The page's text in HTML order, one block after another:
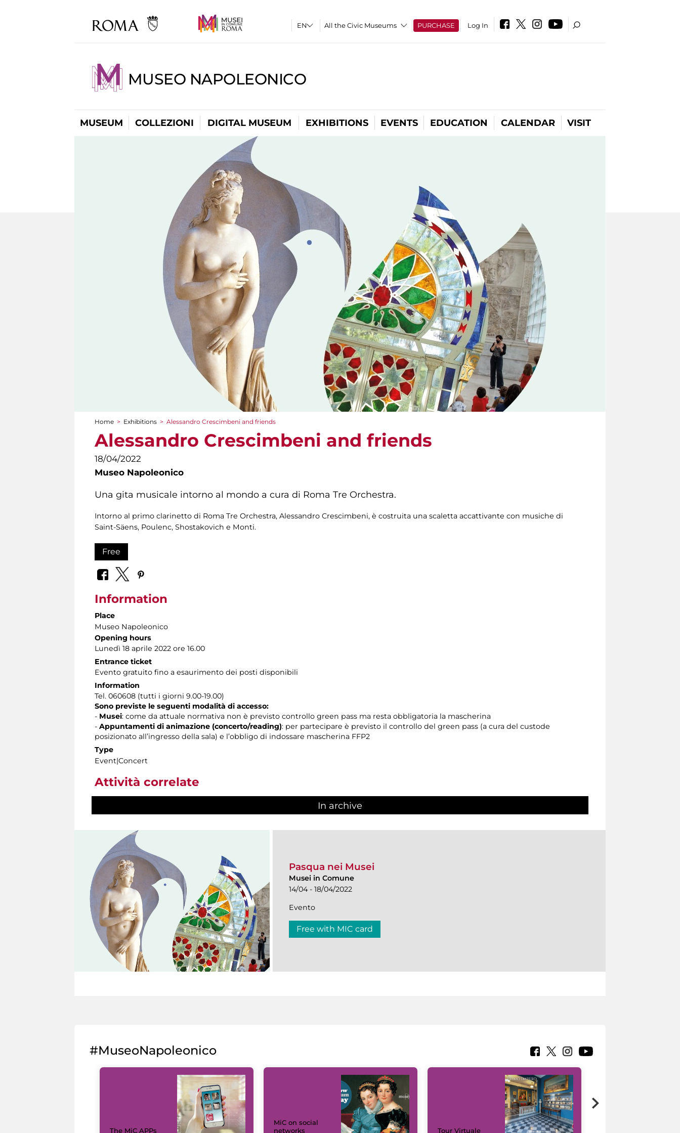
All the Civic Museums PURCHASE Log In
MUSEO NAPOLEONICO
MUSEUM COLLEZIONI DIGITAL MUSEUM EXHIBITIONS EVENTS EDUCATION CALENDAR VISIT
You are here
Home > Exhibitions > Alessandro Crescimbeni and friends
Alessandro Crescimbeni and friends
18/04/2022
Museo Napoleonico
Una gita musicale intorno al mondo a cura di Roma Tre Orchestra.
Intorno al primo clarinetto di Roma Tre Orchestra, Alessandro Crescimbeni, è costruita una scaletta accattivante con musiche di
Saint-Säens, Poulenc, Shostakovich e Monti.
Free
Information
Place
Museo Napoleonico
Opening hours
Lunedì 18 aprile 2022 ore 16.00
Entrance ticket
Evento gratuito fino a esaurimento dei posti disponibili
Information
Tel. 060608 (tutti i giorni 9.00-19.00)
Sono previste le seguenti modalità di accesso:
- Musei: come da attuale normativa non è previsto controllo green pass ma resta obbligatoria la mascherina
- Appuntamenti di animazione (concerto/reading): per partecipare è previsto il controllo del green pass (a cura del custode
posizionato all’ingresso della sala) e l’obbligo di indossare mascherina FFP2
Type
Event|Concert
Attività correlate
In archive
Pasqua nei Musei
Musei in Comune
14/04 - 18/04/2022
Evento
Free with MIC card
#MuseoNapoleonico
The MiC APPs
MiC on social
networks
Tour Virtuale